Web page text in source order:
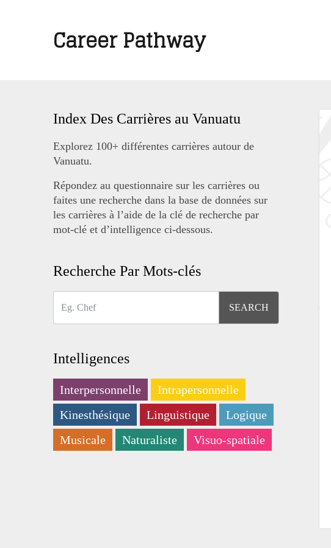
Career Pathway
Index Des Carrières au Vanuatu
Explorez 100+ différentes carrières autour de
Vanuatu.
Répondez au questionnaire sur les carrières ou
faites une recherche dans la base de données sur
les carrières à l’aide de la clé de recherche par
mot-clé et d’intelligence ci-dessous.
Recherche Par Mots-clés
Intelligences
Interpersonnelle
Intrapersonnelle
Kinesthésique
Linguistique
Logique
Musicale
Naturaliste Visuo-spatiale